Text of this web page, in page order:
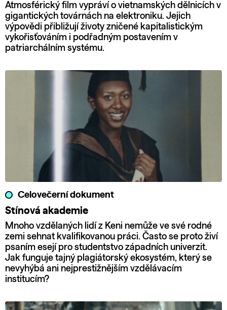
Atmosférický film vypráví o vietnamských dělnicích v
gigantických továrnách na elektroniku. Jejich
výpovědi přibližují životy zničené kapitalistickým
vykořisťováním i podřadným postavením v
patriarchálním systému.
Celovečerní dokument
Stínová akademie
Mnoho vzdělaných lidí z Keni nemůže ve své rodné
zemi sehnat kvalifikovanou práci. Často se proto živí
psaním esejí pro studentstvo západních univerzit.
Jak funguje tajný plagiátorský ekosystém, který se
nevyhýbá ani nejprestižnějším vzdělávacím
institucím?